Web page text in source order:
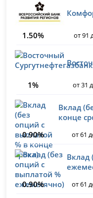
1.50% от 91
1% от 31
Вклад
конце
0.90%
от 61
Вклад
0.90%
от 61